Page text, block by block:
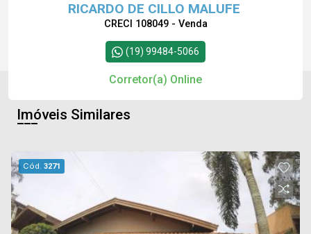
RICARDO DE CILLO MALUFE
CRECI 108049 - Venda
(19) 99484-5066
Corretor(a) Online
Imóveis Similares
Cód.3271